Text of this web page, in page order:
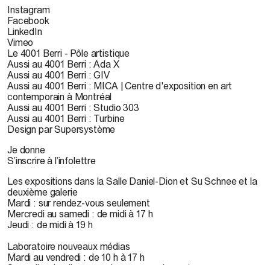
Instagram
Facebook
LinkedIn
Vimeo
Le 4001 Berri - Pôle artistique
Aussi au 4001 Berri : Ada X
Aussi au 4001 Berri : GIV
Aussi au 4001 Berri : MICA | Centre d'exposition en art
contemporain à Montréal
Aussi au 4001 Berri : Studio 303
Aussi au 4001 Berri : Turbine
Design par Supersystème
Je donne
S’inscrire à l’infolettre
Les expositions dans la Salle Daniel-Dion et Su Schnee et la
deuxième galerie
Mardi : sur rendez-vous seulement
Mercredi au samedi : de midi à 17 h
Jeudi : de midi à 19 h
Laboratoire nouveaux médias
Mardi au vendredi : de 10 h à 17 h